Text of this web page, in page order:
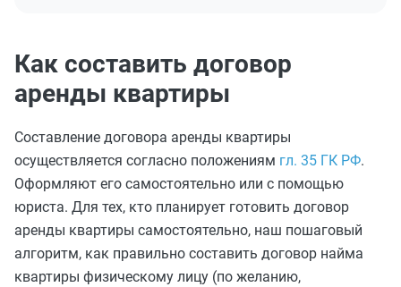
Как составить договор
аренды квартиры
Составление договора аренды квартиры
осуществляется согласно положениям гл. 35 ГК РФ.
Оформляют его самостоятельно или с помощью
юриста. Для тех, кто планирует готовить договор
аренды квартиры самостоятельно, наш пошаговый
алгоритм, как правильно составить договор найма
квартиры физическому лицу (по желанию,